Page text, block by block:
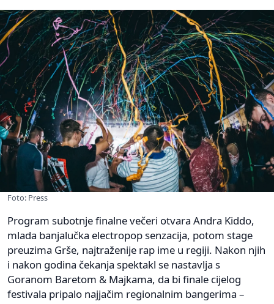
Foto: Press
Program subotnje finalne večeri otvara Andra Kiddo,
mlada banjalučka electropop senzacija, potom stage
preuzima Grše, najtraženije rap ime u regiji. Nakon njih
i nakon godina čekanja spektakl se nastavlja s
Goranom Baretom & Majkama, da bi finale cijelog
festivala pripalo najjačim regionalnim bangerima –